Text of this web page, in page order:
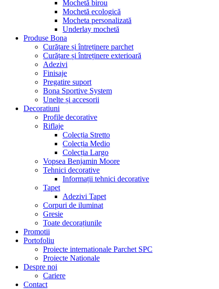
Mochetă birou
Mochetă ecologică
Mocheta personalizată
Underlay mochetă
Produse Bona
Curățare și întreținere parchet
Curățare și întreținere exterioară
Adezivi
Finisaje
Pregatire suport
Bona Sportive System
Unelte și accesorii
Decoratiuni
Profile decorative
Riflaje
Colecția Stretto
Colecția Medio
Colecția Largo
Vopsea Benjamin Moore
Tehnici decorative
Informații tehnici decorative
Tapet
Adezivi Tapet
Corpuri de iluminat
Gresie
Toate decorațiunile
Promotii
Portofoliu
Proiecte internationale Parchet SPC
Proiecte Nationale
Despre noi
Cariere
Contact